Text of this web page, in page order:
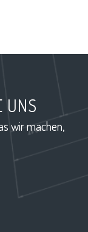
UNS
wir machen,